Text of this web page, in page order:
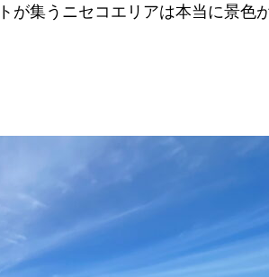
が集うニセコエリアは本当に景色